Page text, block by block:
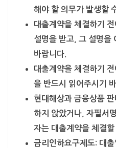
해야 할 의무가 발생할
대출계약을 체결하기
설명을 받고, 그 설명을
바랍니다.
대출계약을 체결하기
을 반드시 읽어주시기
현대해상과 금융상품
하지 않았거나, 자필서
자는 대출계약을 체결할
금리인하요구제도: 대